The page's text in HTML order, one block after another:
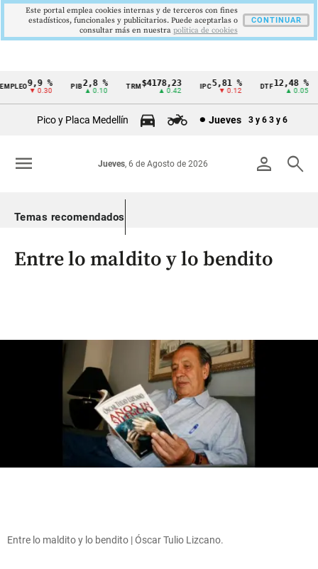
Cintillo
Colombia
9,9 %
▼ 0.30
PIB2,8 %
▲ 0.10
TRM$4178,23
▲ 0.42
5,81 %
▼ 0.12
DTF12,48 %
▲ 0.05
Pico y Placa Medellín Jueves 3 y 6 3 y 6
person search
Jueves, 6 de Agosto de 2026
menu
Temas recomendados
Entre lo maldito y lo bendito
Entre lo maldito y lo bendito | Óscar Tulio Lizcano.
Este portal emplea cookies internas y de terceros con fines
estadísticos, funcionales y publicitarios. Puede aceptarlas o
consultar más en nuestra politica de cookies
CONTINUAR